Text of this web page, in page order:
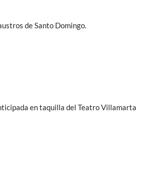
de Santo Domingo.
en taquilla del Teatro Villamarta